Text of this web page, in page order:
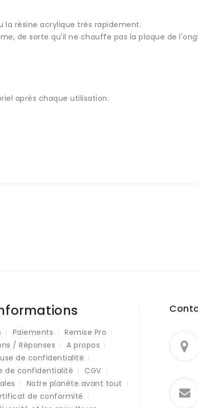
résine acrylique très rapidement.
de sorte qu'il ne chauffe pas la plaque de
après chaque utilisation.
Paiements
Remise Pro
/ Réponses
A propos
de confidentialité
de confidentialité
CGV
Notre planète avant tout
de conformité